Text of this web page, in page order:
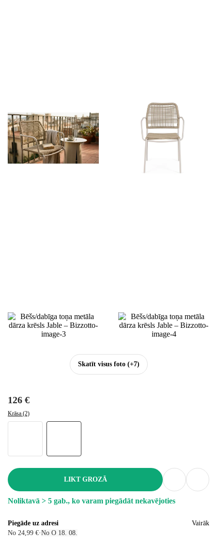
Skatīt visus foto(+7)
126 €
Krāsa (2)
LIKT GROZĀ
Noliktavā > 5 gab., ko varam piegādāt nekavējoties
Piegāde uz adresi
No 24,99 €·No O 18. 08.
Vairāk